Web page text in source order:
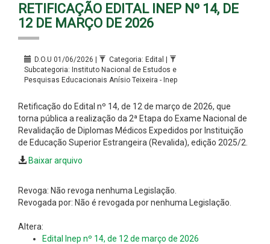
RETIFICAÇÃO EDITAL INEP Nº 14, DE
12 DE MARÇO DE 2026
D.O.U 01/06/2026 |
Categoria: Edital |
Subcategoria: Instituto Nacional de Estudos e
Pesquisas Educacionais Anísio Teixeira - Inep
Retificação do Edital nº 14, de 12 de março de 2026, que
torna pública a realização da 2ª Etapa do Exame Nacional de
Revalidação de Diplomas Médicos Expedidos por Instituição
de Educação Superior Estrangeira (Revalida), edição 2025/2.
Baixar arquivo
Revoga: Não revoga nenhuma Legislação.
Revogada por: Não é revogada por nenhuma Legislação.
Altera:
Edital Inep nº 14, de 12 de março de 2026